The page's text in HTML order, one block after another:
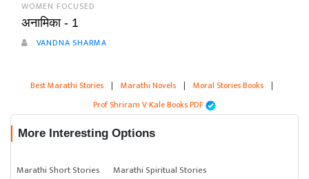
WOMEN FOCUSED
अनामिका - 1
VANDNA SHARMA
Best Marathi Stories | Marathi Novels | Moral Stories Books |
Prof Shriram V Kale Books PDF
More Interesting Options
Marathi Short Stories
Marathi Spiritual Stories